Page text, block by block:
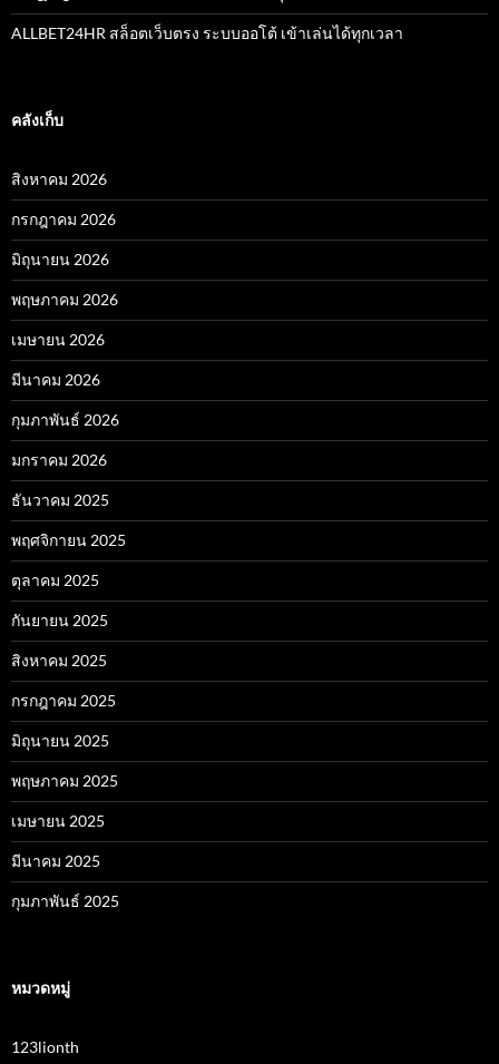
ALLBET24HR สล็อตเว็บตรง ระบบออโต้ เข้าเล่นได้ทุกเวลา
คลังเก็บ
สิงหาคม 2026
กรกฎาคม 2026
มิถุนายน 2026
พฤษภาคม 2026
เมษายน 2026
มีนาคม 2026
กุมภาพันธ์ 2026
มกราคม 2026
ธันวาคม 2025
พฤศจิกายน 2025
ตุลาคม 2025
กันยายน 2025
สิงหาคม 2025
กรกฎาคม 2025
มิถุนายน 2025
พฤษภาคม 2025
เมษายน 2025
มีนาคม 2025
กุมภาพันธ์ 2025
หมวดหมู่
123lionth